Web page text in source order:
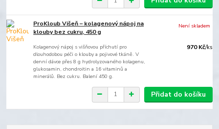
ProKloub Višeň – kolagenový nápoj na
klouby bez cukru, 450 g
Kolagenový nápoj s višňovou příchutí pro
dlouhodobou péči o klouby a pojivové tkáně. V
denní dávce přes 8 g hydrolyzovaného kolagenu,
glukosamin, chondroitin a 16 vitaminů a
minerálů. Bez cukru. Balení 450 g.
970 Kč/ks
Není skladem
Přidat do košíku